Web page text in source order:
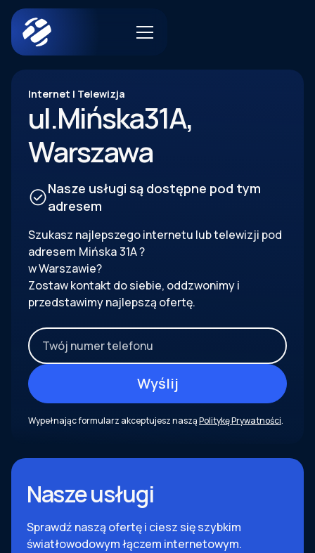
Internet | Telewizja
ul.Mińska31A,
Warszawa
Nasze usługi są dostępne pod tym
adresem
Szukasz najlepszego internetu lub telewizji pod
adresem Mińska31A?
w Warszawie?
Zostaw kontakt do siebie, oddzwonimy i
przedstawimy najlepszą ofertę.
Wypełnając formularz akceptujesz nasząPolitykę Prywatności.
Nasze usługi
Sprawdź naszą ofertę i ciesz się szybkim
światłowodowym łączem internetowym.